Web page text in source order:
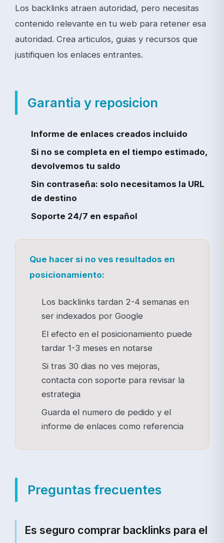
Los backlinks atraen autoridad, pero necesitas
contenido relevante en tu web para retener esa
autoridad. Crea articulos, guias y recursos que
justifiquen los enlaces entrantes.
Garantia y reposicion
Informe de enlaces creados incluido
Si no se completa en el tiempo estimado,
devolvemos tu saldo
Sin contraseña: solo necesitamos la URL
de destino
Soporte 24/7 en español
Que hacer si no ves resultados en
posicionamiento:
Los backlinks tardan 2-4 semanas en
ser indexados por Google
El efecto en el posicionamiento puede
tardar 1-3 meses en notarse
Si tras 30 dias no ves mejoras,
contacta con soporte para revisar la
estrategia
Guarda el numero de pedido y el
informe de enlaces como referencia
Preguntas frecuentes
Es seguro comprar backlinks para el